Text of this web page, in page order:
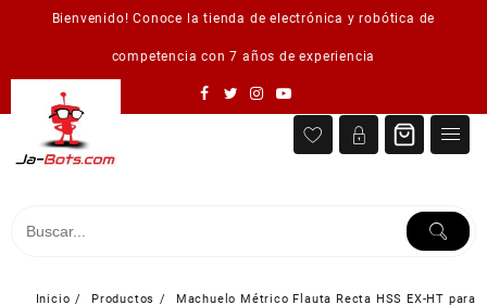
Bienvenido! Conoce la tienda de electrónica y robótica de
competencia con 7 años de experiencia
Inicio Productos
Machuelo Métrico Flauta Recta HSS EX-HT para